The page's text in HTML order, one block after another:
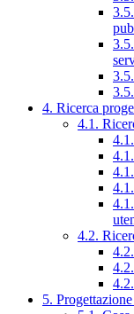
4. Ricerca
4.1.
4.2.
5.